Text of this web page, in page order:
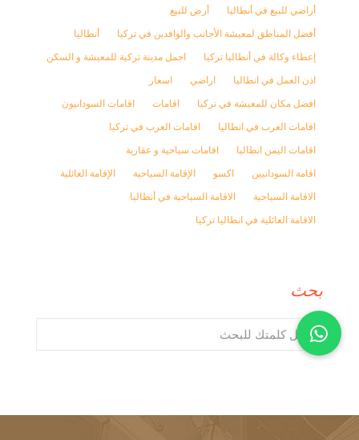
أراضي للبيع في أنطاليا
أرض للبيع
أفضل المناطق لمعيشة الأجانب والوافدين في تركيا
أنطاليا
إعطاء وكالة في أنطاليا تركيا
اجمل مدينة تركية للمعيشة و السكن
اذن العمل في انطاليا
اراضي
اسعار
افضل مكان للمعيشة في تركيا
اقامات
اقامات السودانيون
اقامات العرب في انطاليا
اقامات العرب في تركيا
اقامات اليمن انطاليا
اقامات سياحية و عقارية
اقامة السودانيين
اكسو الإقامة السياحية
الإقامة العائلية
الاقامة السياحية
الاقامة السياحية في أنطاليا
الاقامة العائلية في انطاليا تركيا
بحث